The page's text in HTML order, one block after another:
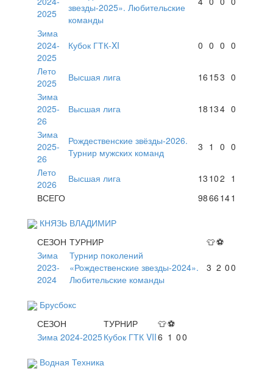
2025
звезды-2025». Любительские
команды
Зима
2024-
2025
Кубок ГТК-XI 0 0 0 0
Лето
2025
Высшая лига 16 153 0
Зима
2025-
26
Высшая лига 18 134 0
Зима
2025-
26
Рождественские звёзды-2026.
Турнир мужских команд
3 1 0 0
Лето
2026
Высшая лига 13 102 1
ВСЕГО
9866 141
КНЯЗЬ ВЛАДИМИР
СЕЗОН ТУРНИР 👕⚽
Зима
2023-
2024
Турнир поколений
«Рождественские звезды-2024».
Любительские команды
3 2 00
Брусбокс
СЕЗОН
ТУРНИР 👕⚽
Зима 2024-2025Кубок ГТК VII6 1 00
Водная Техника